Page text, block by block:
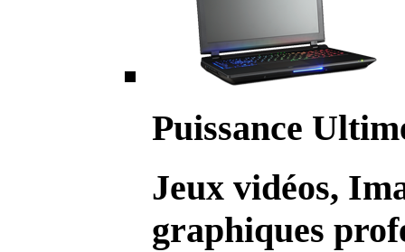
Puissance
Jeux vidéos,
graphiques